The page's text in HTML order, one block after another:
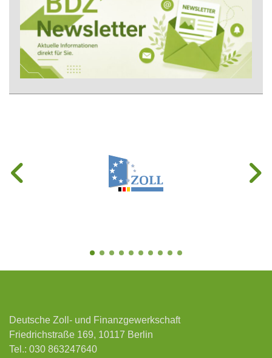
Deutsche Zoll- und Finanzgewerkschaft
Friedrichstraße 169, 10117 Berlin
Tel.: 030 863247640